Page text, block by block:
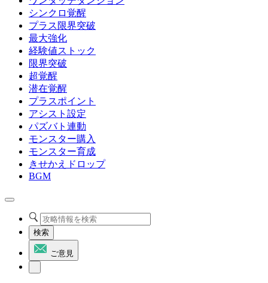
シンクロ覚醒
プラス限界突破
最大強化
経験値ストック
限界突破
超覚醒
潜在覚醒
プラスポイント
アシスト設定
パズバト連動
モンスター購入
モンスター育成
きせかえドロップ
BGM
検索
ご意見